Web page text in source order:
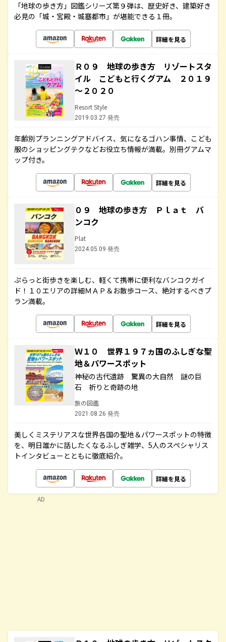
「地球の歩き方」図鑑シリーズ第９弾は、歴史好き、建築好き
必見の「城・宮殿・城塞都市」が堪能できる１冊。
詳細を見る
Ｒ０９ 地球の歩き方 リゾートスタ
イル こどもと行くグアム ２０１９
～２０２０
Resort Style
2019.03.27 発売
年齢別プランニングアドバイス、気になるゴハン事情、こども
服のショッピングテクなどお役立ち情報が満載。別冊グアムマ
ップ付き。
詳細を見る
０９ 地球の歩き方 Ｐｌａｔ バ
ンコク
Plat
2024.05.09 発売
ぷらっと街歩きを楽しむ、軽くて携帯に便利なバンコクガイ
ド！１０エリアの詳細ＭＡＰ＆お散歩コース、絶対するべきプ
ラン満載。
詳細を見る
Ｗ１０ 世界１９７ヵ国のふしぎな聖
地＆パワースポット
神秘の古代遺跡 驚異の大自然 謎の巨
石 祈りと奇跡の地
旅の図鑑
2021.08.26 発売
美しくミステリアスな世界各国の聖地＆パワースポットの特徴
を、明日誰かに話したくなるふしぎ雑学、5人のスペシャリス
トインタビューとともに徹底紹介。
詳細を見る
AD